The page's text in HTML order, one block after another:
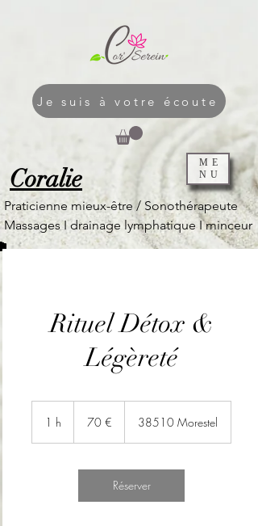
ME
NU
Praticienne mieux-être / Sonothérapeute
Massages Idrainage lymphatique Iminceur
Coralie
Je suis à votre écoute
Rituel Détox &
Légèreté
1 h 70 € 38510 Morestel
Réserver